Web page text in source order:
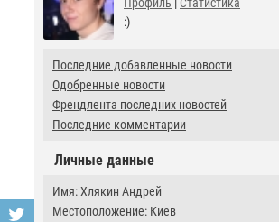
:)
Последние добавленные новости
Одобренные новости
Френдлента последних новостей
Последние комментарии
Личные данные
Имя: Хлякин Андрей
Местоположение: Киев